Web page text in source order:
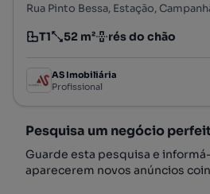
Rua Pinto Bessa, Estação,
Tipologia
T1
Preço por metro quadrado
52 m²
Andar rés do chão
AS Imobiliária
Profissional
Pesquisa um negócio
Guarde esta pesquisa e
aparecerem novos anúncios